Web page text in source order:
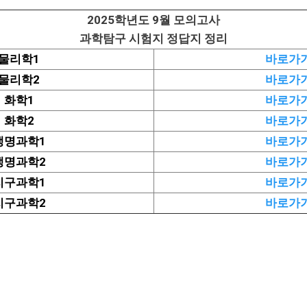
2025학년도 9월 모의고사
과학탐구 시험지 정답지 정리
리학1
바로가
리학2
바로가
화학1
바로가
화학2
바로가
명과학1
바로가
명과학2
바로가
구과학1
바로가
구과학2
바로가